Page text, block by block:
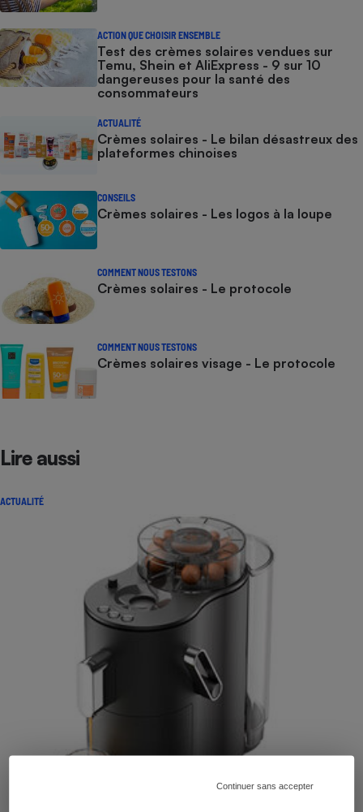
Continuer sans accepter
ACTION QUE CHOISIR ENSEMBLE
Test des crèmes solaires vendues sur
Temu, Shein et AliExpress - 9 sur 10
dangereuses pour la santé des
consommateurs
ACTUALITÉ
Crèmes solaires - Le bilan désastreux des
plateformes chinoises
CONSEILS
Crèmes solaires - Les logos à la loupe
COMMENT NOUS TESTONS
Crèmes solaires - Le protocole
COMMENT NOUS TESTONS
Crèmes solaires visage - Le protocole
Lire aussi
ACTUALITÉ